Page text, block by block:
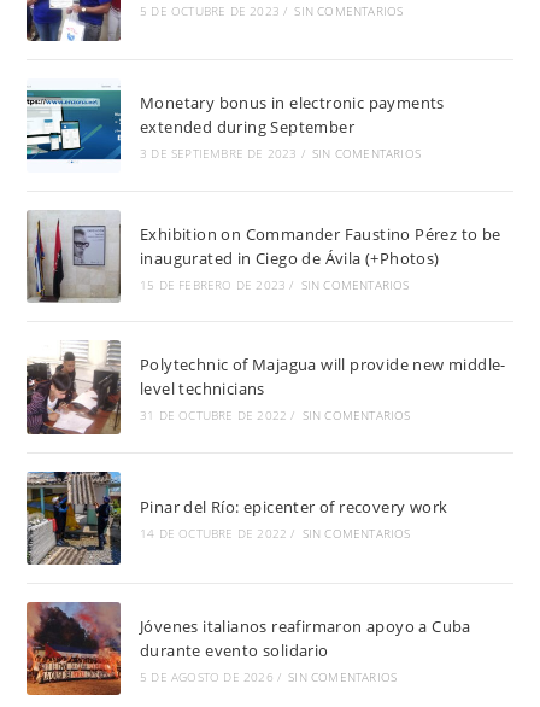
5 DE OCTUBRE DE 2023 / SIN COMENTARIOS
Monetary bonus in electronic payments
extended during September
3 DE SEPTIEMBRE DE 2023 / SIN COMENTARIOS
Exhibition on Commander Faustino Pérez to be
inaugurated in Ciego de Ávila (+Photos)
15 DE FEBRERO DE 2023 / SIN COMENTARIOS
Polytechnic of Majagua will provide new middle-
level technicians
31 DE OCTUBRE DE 2022 / SIN COMENTARIOS
Pinar del Río: epicenter of recovery work
14 DE OCTUBRE DE 2022 / SIN COMENTARIOS
Jóvenes italianos reafirmaron apoyo a Cuba
durante evento solidario
5 DE AGOSTO DE 2026 / SIN COMENTARIOS